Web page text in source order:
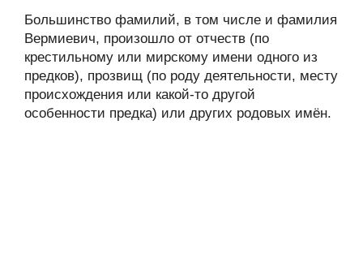
Большинство фамилий, в том числе и фамилия
Вермиевич, произошло от отчеств (по
крестильному или мирскому имени одного из
предков), прозвищ (по роду деятельности, месту
происхождения или какой-то другой
особенности предка) или других родовых имён.